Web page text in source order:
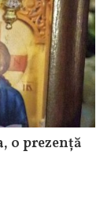
o prezență